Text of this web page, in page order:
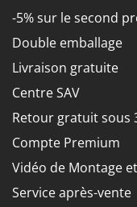
-5% sur le second
Double emballage
Livraison gratuite
Centre SAV
Retour gratuit sous
Compte Premium
Vidéo de Montage
Service après-vente